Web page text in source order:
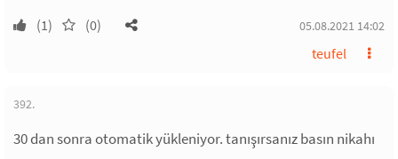
(1) (0) 05.08.2021 14:02
teufel
392.
30 dan sonra otomatik yükleniyor. tanışırsanız basın nikahı